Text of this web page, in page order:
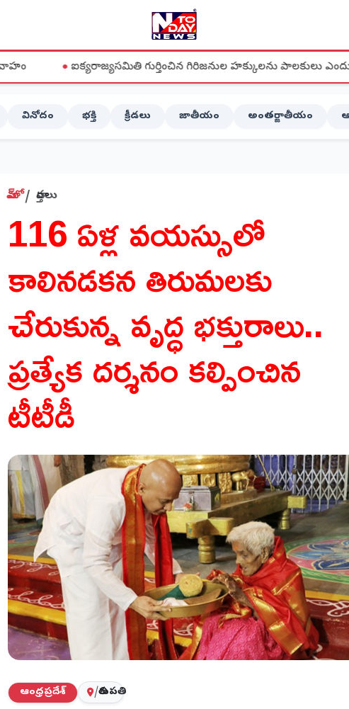
గుర్తించిన గిరిజనుల హక్కులను పాలకులు ఎందుకు పరిష్కరించడం
వినోదం భక్తి క్రీడలు జాతీయం అంతర్జాతీయం
హోమ్ వార్తలు
116 ఏళ్ల వయస్సులో
కాలినడకన తిరుమలకు
చేరుకున్న వృద్ధ భక్తురాలు..
ప్రత్యేక దర్శనం కల్పించిన
టీటీడీ
ఆంధ్రప్రదేశ్ /తిరుపతి